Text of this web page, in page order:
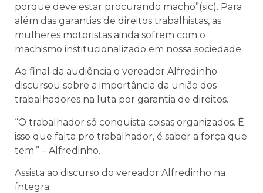
porque deve estar procurando macho”(sic). Para
além das garantias de direitos trabalhistas, as
mulheres motoristas ainda sofrem com o
machismo institucionalizado em nossa sociedade.
Ao final da audiência o vereador Alfredinho
discursou sobre a importância da união dos
trabalhadores na luta por garantia de direitos.
“O trabalhador só conquista coisas organizados. É
isso que falta pro trabalhador, é saber a força que
tem.” – Alfredinho.
Assista ao discurso do vereador Alfredinho na
íntegra: